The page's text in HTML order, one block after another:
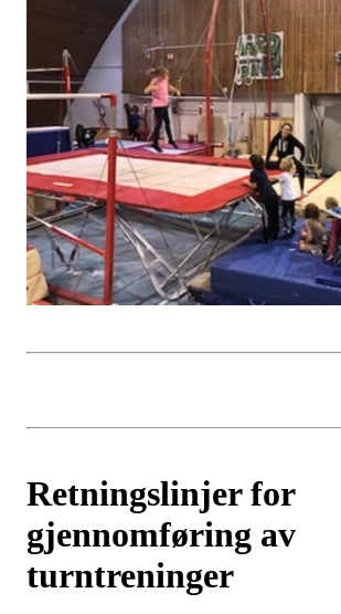
Retningslinjer for
gjennomføring av
turntreninger